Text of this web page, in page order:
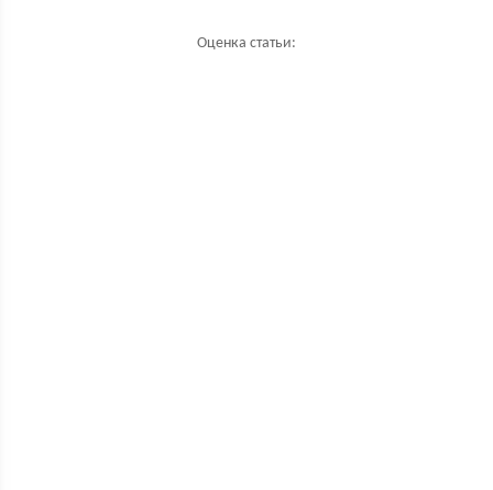
Оценка статьи: